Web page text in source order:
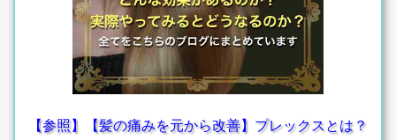
【参照】【髪の痛みを元から改善】プレックスとは？